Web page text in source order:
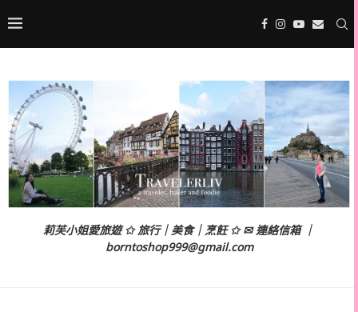
莉芙小姐愛旅遊 ✩ 旅行｜美食｜烹飪 ✩ ✉ 連絡信箱 ｜
borntoshop999@gmail.com